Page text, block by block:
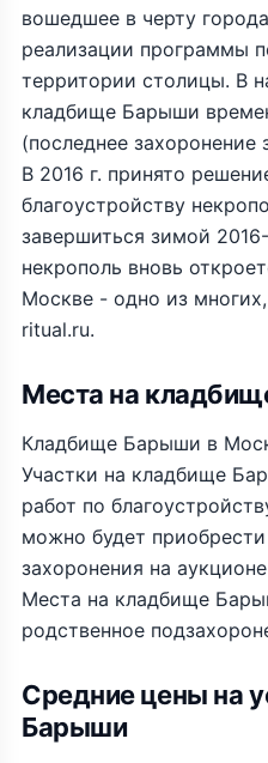
вошедшее в черту
реализации программы
территории столицы. В
кладбище Барыши
(последнее захоронение
В 2016 г. принято
благоустройству
завершиться зимой 2016-
некрополь вновь
Москве - одно из
ritual.ru.
Места на
Кладбище Барыши в
Участки на кладбище
работ по
можно будет
захоронения на
Места на кладбище
родственное
Средние цены на
Барыши